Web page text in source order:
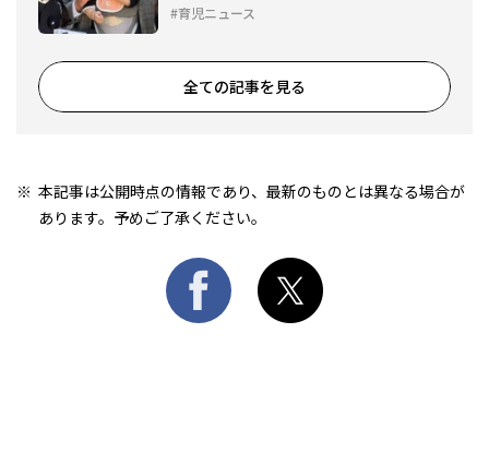
育児ニュース
全ての記事を見る
本記事は公開時点の情報であり、最新のものとは異なる場合が
あります。予めご了承ください。